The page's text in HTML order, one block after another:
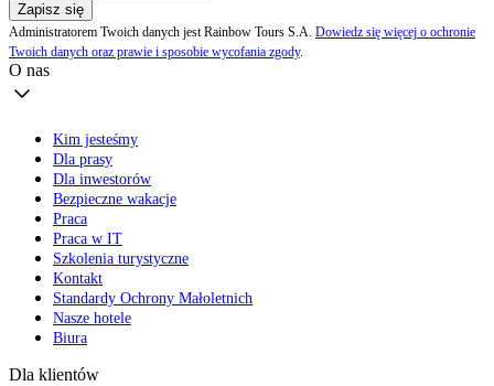
Zapisz się
Administratorem Twoich danych jest Rainbow Tours S.A. Dowiedz się więcej o ochronie
Twoich danych oraz prawie i sposobie wycofania zgody.
O nas
Kim jesteśmy
Dla prasy
Dla inwestorów
Bezpieczne wakacje
Praca
Praca w IT
Szkolenia turystyczne
Kontakt
Standardy Ochrony Małoletnich
Nasze hotele
Biura
Dla klientów